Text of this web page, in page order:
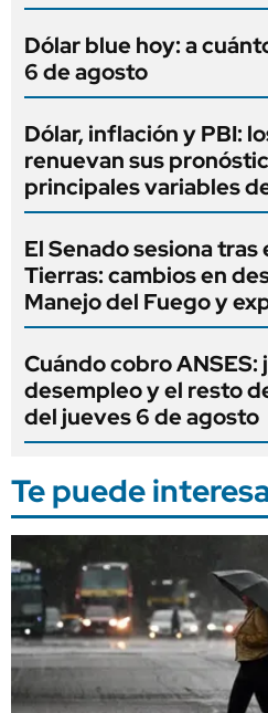
Dólar blue hoy: a
6 de agosto
Dólar, inflación y PBI:
renuevan sus
principales variables
El Senado sesiona tras
Tierras: cambios en
Manejo del Fuego y
Cuándo cobro ANSES:
desempleo y el resto
del jueves 6 de agosto
Te puede